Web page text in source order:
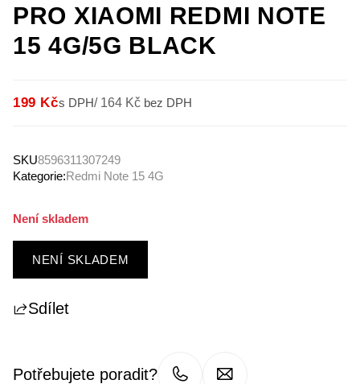
PRO XIAOMI REDMI NOTE
15 4G/5G BLACK
199 Kčs DPH/ 164 Kč bez DPH
SKU8596311307249
Kategorie:Redmi Note 15 4G
Není skladem
NENÍ SKLADEM
Sdílet
Potřebujete poradit?